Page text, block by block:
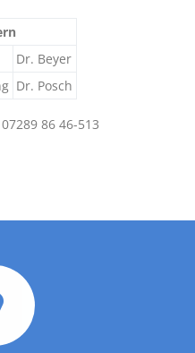
Dr. Beyer
Dr. Posch
86 46-513